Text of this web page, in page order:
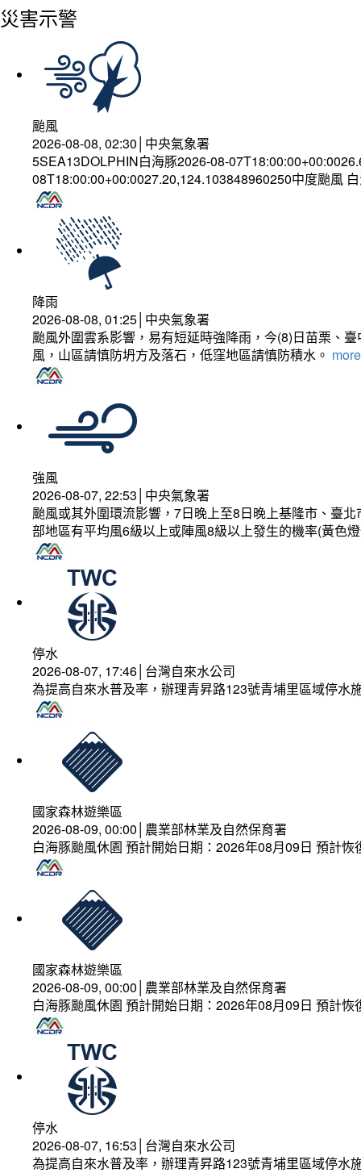
災害示警
颱風
2026-08-08, 02:30│中央氣象署
5SEA13DOLPHIN白海豚2026-08-
08T18:00:00+00:0027.20,124.103848960250中度颱風
降雨
2026-08-08, 01:25│中央氣象署
颱風外圍雲系影響，易有短延時強降雨，今(8)日苗栗、
風，山區請慎防坍方及落石，低窪地區請慎防積水。
強風
2026-08-07, 22:53│中央氣象署
颱風或其外圍環流影響，7日晚上至8日晚上基隆市、臺
部地區有平均風6級以上或陣風8級以上發生的機率(黃色
停水
2026-08-07, 17:46│台灣自來水公司
為提高自來水普及率，辦理青昇路123號青埔里區域停水
國家森林遊樂區
2026-08-09, 00:00│農業部林業及自然保育署
白海豚颱風休園 預計開始日期：2026年08月09日 預計
國家森林遊樂區
2026-08-09, 00:00│農業部林業及自然保育署
白海豚颱風休園 預計開始日期：2026年08月09日 預計
停水
2026-08-07, 16:53│台灣自來水公司
為提高自來水普及率，辦理青昇路123號青埔里區域停水